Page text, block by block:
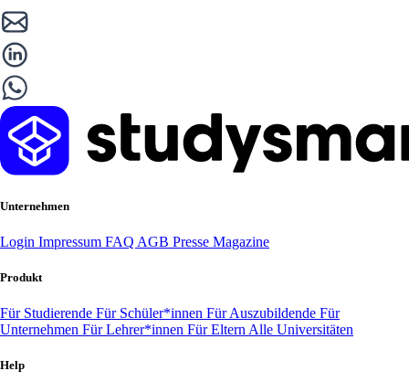
Unternehmen
Login Impressum FAQ AGB Presse Magazine
Produkt
Für Studierende Für Schüler*innen Für Auszubildende Für
Unternehmen Für Lehrer*innen Für Eltern Alle Universitäten
Help